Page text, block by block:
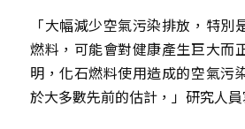
「大幅減少空氣污染排放，特別
燃料，可能會對健康產生巨大而
明，化石燃料使用造成的空氣污
於大多數先前的估計，」研究人員